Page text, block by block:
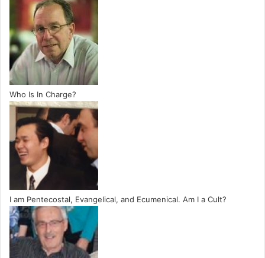
Who Is In Charge?
I am Pentecostal, Evangelical, and Ecumenical. Am I a Cult?